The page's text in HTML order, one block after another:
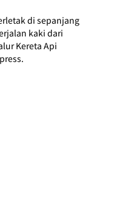
di sepanjang
kaki dari
Kereta Api